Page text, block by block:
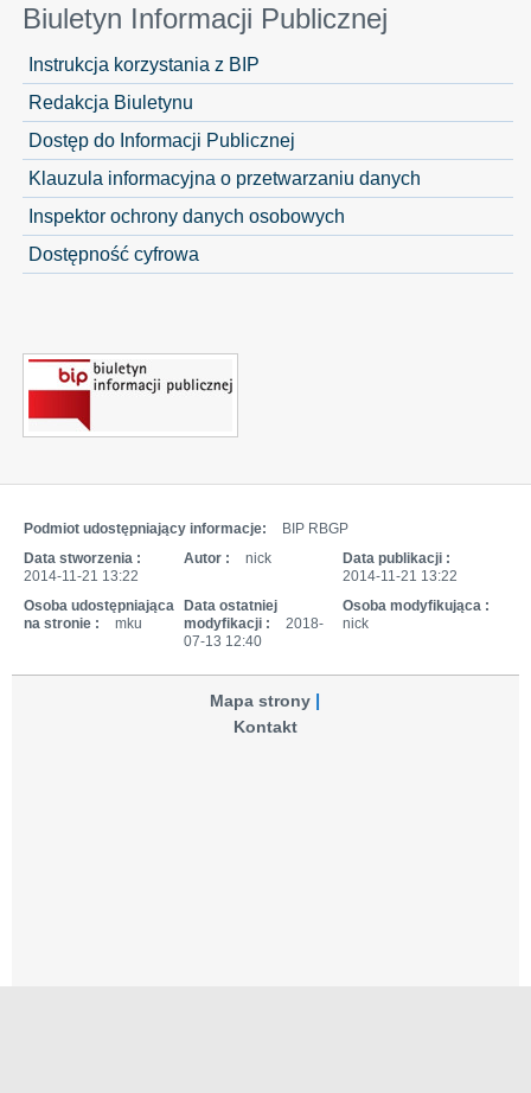
Biuletyn Informacji Publicznej
Instrukcja korzystania z BIP
Redakcja Biuletynu
Dostęp do Informacji Publicznej
Klauzula informacyjna o przetwarzaniu danych
Inspektor ochrony danych osobowych
Dostępność cyfrowa
Podmiot udostępniający informacje:
BIP RBGP
Data stworzenia :
2014-11-21 13:22
Autor : nick
Data publikacji :
2014-11-21 13:22
Osoba udostępniająca
na stronie :
mku
Data ostatniej
modyfikacji :
2018-
07-13 12:40
Osoba modyfikująca :
nick
Mapa strony
Kontakt